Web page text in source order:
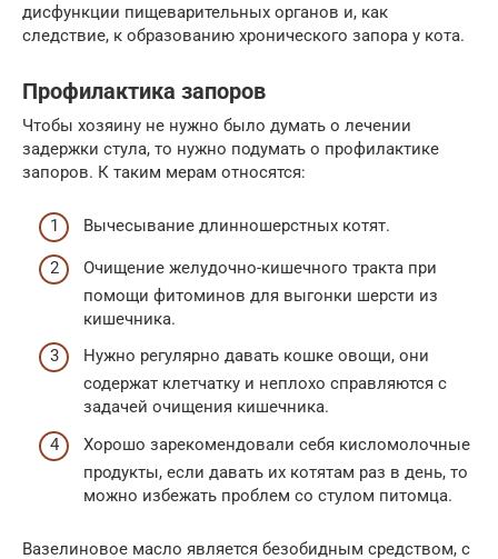
дисфункции пищеварительных органов и, как
следствие, к образованию хронического запора у кота.
Профилактика запоров
Чтобы хозяину не нужно было думать о лечении
задержки стула, то нужно подумать о профилактике
запоров. К таким мерам относятся:
Вычесывание длинношерстных котят.
Очищение желудочно-кишечного тракта при
помощи фитоминов для выгонки шерсти из
кишечника.
Нужно регулярно давать кошке овощи, они
содержат клетчатку и неплохо справляются с
задачей очищения кишечника.
Хорошо зарекомендовали себя кисломолочные
продукты, если давать их котятам раз в день, то
можно избежать проблем со стулом питомца.
Вазелиновое масло является безобидным средством, с